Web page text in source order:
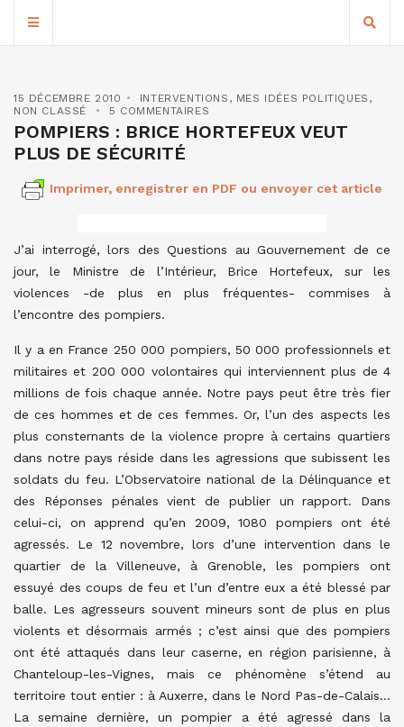
15 DÉCEMBRE 2010 INTERVENTIONS , MES IDÉES POLITIQUES ,
NON CLASSÉ
5 COMMENTAIRES
POMPIERS : BRICE HORTEFEUX VEUT
PLUS DE SÉCURITÉ
Imprimer, enregistrer en PDF ou envoyer cet article
J’ai interrogé, lors des Questions au Gouvernement de ce
jour, le Ministre de l’Intérieur, Brice Hortefeux, sur les
violences -de plus en plus fréquentes- commises à
l’encontre des pompiers.
Il y a en France 250 000 pompiers, 50 000 professionnels et
militaires et 200 000 volontaires qui interviennent plus de 4
millions de fois chaque année. Notre pays peut être très fier
de ces hommes et de ces femmes. Or, l’un des aspects les
plus consternants de la violence propre à certains quartiers
dans notre pays réside dans les agressions que subissent les
soldats du feu. L’Observatoire national de la Délinquance et
des Réponses pénales vient de publier un rapport. Dans
celui-ci, on apprend qu’en 2009, 1080 pompiers ont été
agressés. Le 12 novembre, lors d’une intervention dans le
quartier de la Villeneuve, à Grenoble, les pompiers ont
essuyé des coups de feu et l’un d’entre eux a été blessé par
balle. Les agresseurs souvent mineurs sont de plus en plus
violents et désormais armés ; c’est ainsi que des pompiers
ont été attaqués dans leur caserne, en région parisienne, à
Chanteloup-les-Vignes, mais ce phénomène s’étend au
territoire tout entier : à Auxerre, dans le Nord Pas-de-Calais…
La semaine dernière, un pompier a été agressé dans la